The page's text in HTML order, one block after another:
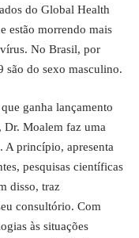
do Global Health
estão morrendo mais
No Brasil, por
do sexo masculino.
ganha lançamento
Moalem faz uma
A princípio, apresenta
pesquisas científicas
disso, traz
consultório. Com
às situações